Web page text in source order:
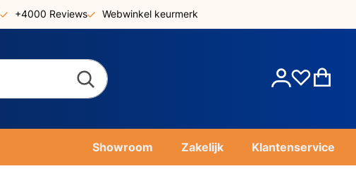
+4000 Reviews Webwinkel keurmerk
Account
Showroom Zakelijk Klantenservice